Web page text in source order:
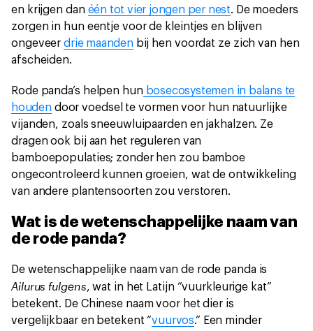
en krijgen dan één tot vier jongen per nest. De moeders
zorgen in hun eentje voor de kleintjes en blijven
ongeveerdrie maandenbij hen voordat ze zich van hen
afscheiden.
Rode panda’s helpen hunbosecosystemen in balans te
houdendoor voedsel te vormen voor hun natuurlijke
vijanden, zoals sneeuwluipaarden en jakhalzen. Ze
dragen ook bij aan het reguleren van
bamboepopulaties; zonder hen zou bamboe
ongecontroleerd kunnen groeien, wat de ontwikkeling
van andere plantensoorten zou verstoren.
Wat is de wetenschappelijke naam van
de rode panda?
De wetenschappelijke naam van de rode panda is
Ailurus fulgens, wat in het Latijn “vuurkleurige kat”
betekent. De Chinese naam voor het dier is
vergelijkbaar en betekent “vuurvos.” Een minder